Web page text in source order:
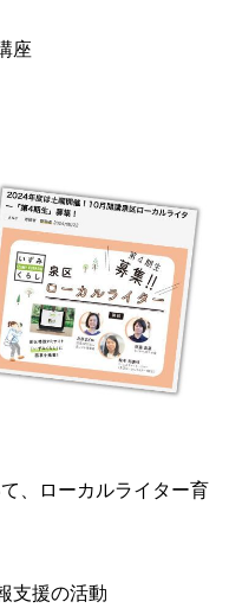
座
、ローカルライター育
支援の活動